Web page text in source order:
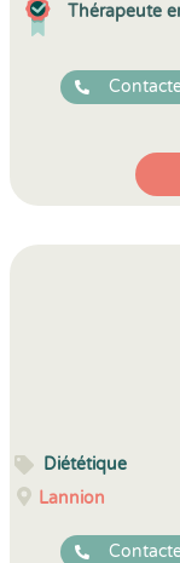
Thérapeute
Diététique
Lannion